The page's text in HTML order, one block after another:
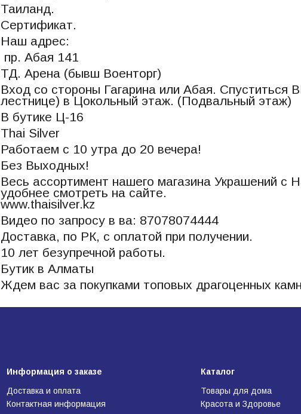
Таиланд.
Сертификат.
Наш адрес:
пр. Абая 141
ТД. Арена (бывш Военторг)
Вход со стороны Гагарина или Абая. Спуститься
лестнице) в Цокольный этаж. (Подвальный этаж)
В бутике Ц-16
Thai Silver
Работаем с 10 утра до 20 вечера!
Без Выходных!
Весь ассортимент нашего магазина Украшений с
удобнее смотреть на сайте.
www.thaisilver.kz
Видео по запросу в ва: 87078074444
Доставка, по РК, с оплатой при получении.
10 лет безупречной работы.
Бутик в Алматы
Ждем вас за покупками топовых драгоценных
Информация о заказе
Доставка и оплата
Контактная информация
Каталог
Товары для дома
Красота и Здоровье